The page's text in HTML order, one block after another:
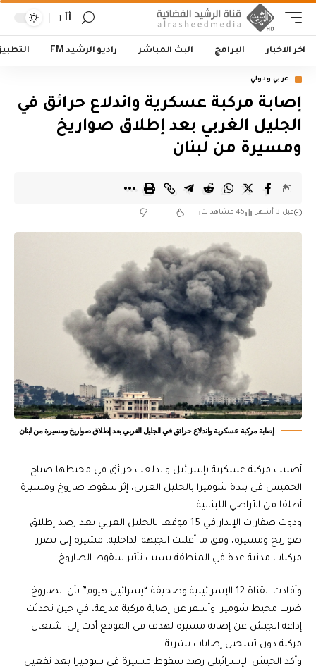
أأ
اخر الاخبار البرامج البث المباشر راديو الرشيد FM
عربي ودولي
إصابة مركبة عسكرية واندلاع حرائق في
الجليل الغربي بعد إطلاق صواريخ
ومسيرة من لبنان
قبل 3 أشهر 45 مشاهدات
إصابة مركبة عسكرية واندلاع حرائق في الجليل الغربي بعد إطلاق صواريخ ومسيرة من لبنان
أصيبت مركبة عسكرية بإسرائيل واندلعت حرائق في محيطها صباح
الخميس في بلدة شوميرا بالجليل الغربي، إثر سقوط صاروخ ومسيرة
أطلقا من الأراضي اللبنانية.
ودوت صفارات الإنذار في 15 موقعا بالجليل الغربي بعد رصد إطلاق
صواريخ ومسيرة، وفق ما أعلنت الجبهة الداخلية، مشيرة إلى تضرر
مركبات مدنية عدة في المنطقة بسبب تأثير سقوط الصاروخ.
وأفادت القناة 12 الإسرائيلية وصحيفة “يسرائيل هيوم” بأن الصاروخ
ضرب محيط شوميرا وأسفر عن إصابة مركبة مدرعة، في حين تحدثت
إذاعة الجيش عن إصابة مسيرة لهدف في الموقع أدت إلى اشتعال
مركبة دون تسجيل إصابات بشرية.
وأكد الجيش الإسرائيلي رصد سقوط مسيرة في شوميرا بعد تفعيل